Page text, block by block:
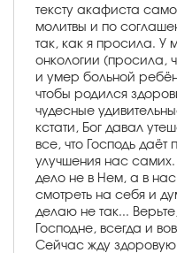
тексту акафиста
молитвы и по
так, как я просила. У
онкологии (просила,
и умер больной
чтобы родился
чудесные
кстати, Бог давал
все, что Господь
улучшения нас самих.
дело не в Нем, а в
смотреть на себя и
делаю не так...
Господне, всегда и
Сейчас жду